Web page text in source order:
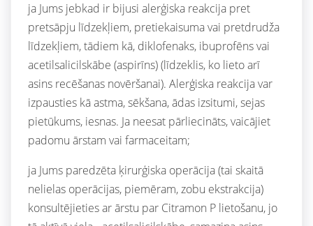
ja Jums jebkad ir bijusi alerģiska reakcija pret
pretsāpju līdzekļiem, pretiekaisuma vai pretdrudža
līdzekļiem, tādiem kā, diklofenaks, ibuprofēns vai
acetilsalicilskābe (aspirīns) (līdzeklis, ko lieto arī
asins recēšanas novēršanai). Alerģiska reakcija var
izpausties kā astma, sēkšana, ādas izsitumi, sejas
pietūkums, iesnas. Ja neesat pārliecināts, vaicājiet
padomu ārstam vai farmaceitam;
ja Jums paredzēta ķirurģiska operācija (tai skaitā
nelielas operācijas, piemēram, zobu ekstrakcija)
konsultējieties ar ārstu par Citramon P lietošanu, jo